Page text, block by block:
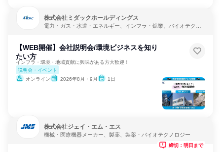
株式会社ミダックホールディングス
電力・ガス・水道・エネルギー、インフラ・鉱業、バイオテクノ
【WEB開催】会社説明会/環境ビジネスを知り
たい方
インフラ・環境・地域貢献に興味がある方大歓迎！
説明会・イベント
オンライン
2026年8月・9月 1日
株式会社ジェイ・エム・エス
機械・医療機器メーカー、製薬、製薬・バイオテクノロジー
締切：明日まで